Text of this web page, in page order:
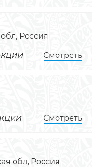
Россия
Смотреть
Смотреть
обл, Россия